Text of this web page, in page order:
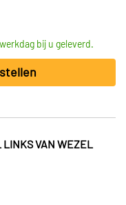
bij u geleverd.
LINKS VAN WEZEL